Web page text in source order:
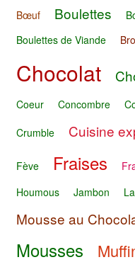
Bœuf Boulettes
Boulettes de Viande
Chocolat
Coeur
Concombre
Crumble
Cuisine
Fève Fraises
Houmous
Jambon
Mousse au
Mousses